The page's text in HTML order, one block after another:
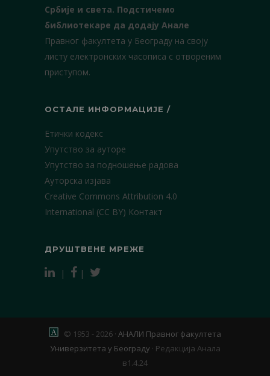
Србије и света. Подстичемо
библиотекаре да додају Анале
Правног факултета у Београду на своју
листу електронских часописа с отвореним
приступом.
ОСТАЛЕ ИНФОРМАЦИЈЕ /
Етички кодекс
Упутство за ауторе
Упутство за подношење радова
Ауторска изјава
Creative Commons Attribution 4.0
International (CC BY) Контакт
ДРУШТВЕНЕ МРЕЖЕ
| |
© 1953 - 2026 · АНАЛИ Правног факултета
Универзитета у Београду · Редакција Анала
в1.4.24